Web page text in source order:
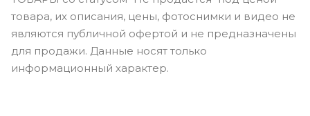
товара, их описания, цены, фотоснимки и видео не
являются публичной офертой и не предназначены
для продажи. Данные носят только
информационный характер.